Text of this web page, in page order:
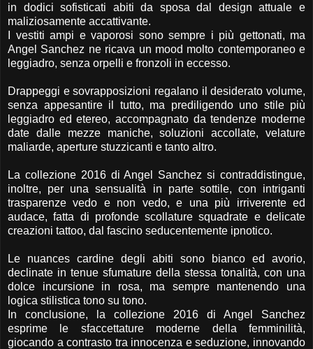
in dodici sofisticati abiti da sposa dal design attuale e
maliziosamente accattivante.
I vestiti ampi e vaporosi sono sempre i più gettonati, ma
Angel Sanchez ne ricava un mood molto contemporaneo e
leggiadro, senza orpelli e fronzoli in eccesso.
Drappeggi e sovrapposizioni regalano il desiderato volume,
senza appesantire il tutto, ma prediligendo uno stile più
leggiadro ed etereo, accompagnato da tendenze moderne
date dalle mezze maniche, soluzioni accollate, velature
maliarde, aperture stuzzicanti e tanto altro.
La collezione 2016 di Angel Sanchez si contraddistingue,
inoltre, per una sensualità in parte sottile, con intriganti
trasparenze vedo e non vedo, e una più irriverente ed
audace, fatta di profonde scollature squadrate e delicate
creazioni tattoo, dal fascino seducentemente ipnotico.
Le nuances cardine degli abiti sono bianco ed avorio,
declinate in tenue sfumature della stessa tonalità, con una
dolce incursione in rosa, ma sempre mantenendo una
logica stilistica tono su tono.
In conclusione, la collezione 2016 di Angel Sanchez
esprime le sfaccettature moderne della femminilità,
giocando a contrasto tra innocenza e seduzione, innovando